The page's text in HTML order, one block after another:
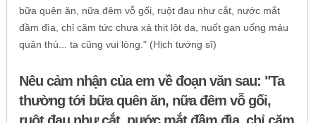
bữa quên ăn, nữa đêm vỗ gối, ruột đau như cắt, nước mắt
đầm đìa, chỉ căm tức chưa xả thịt lột da, nuốt gan uống máu
quân thù... ta cũng vui lòng." (Hịch tướng sĩ)
Nêu cảm nhận của em về đoạn văn sau: "Ta
thường tới bữa quên ăn, nữa đêm vỗ gối,